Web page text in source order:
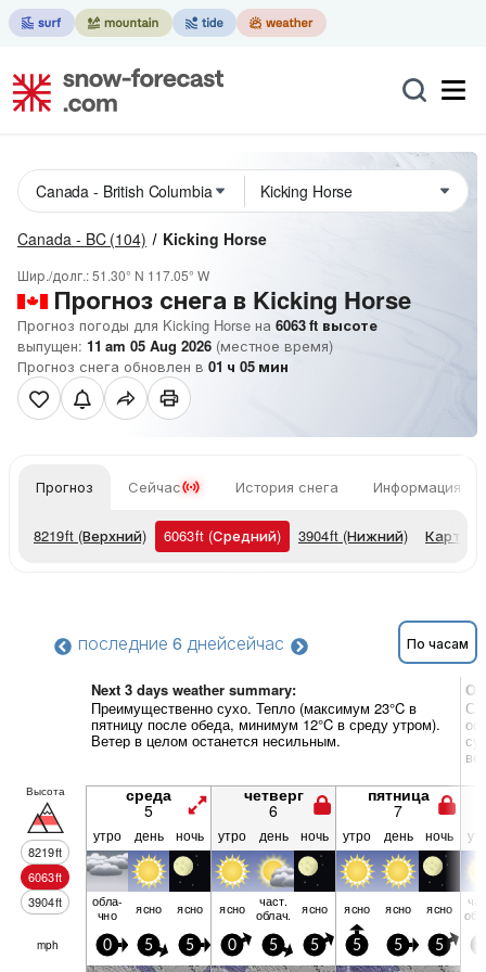
Canada - BC (104) Kicking Horse
Шир./долг.:51.30° N 117.05° W
Прогноз снега в Kicking Horse
Прогноз погоды для Kicking Horse на 6063ft высоте
выпущен: 11 am 05 Aug 2026 (местное время)
Прогноз снега обновлен в 01 ч 05 мин
Прогноз Сейчас История снега Информация о
8219ft (Верхний) 6063ft (Средний) 3904ft (Нижний) Карты
последние 6 днейсейчас По часам
Next 3 days weather summary:
Преимущественно сухо. Тепло (максимум 23°C в
пятницу после обеда, минимум 12°C в среду утром).
Ветер в целом останется несильным.
Высота
8219ft
6063ft
3904ft
среда
5
четверг
6
пятница
7
утро день ночь утро день ночь утро день ночь
обла­
чно ясно ясно ясно част.
облач. ясно ясно ясно ясно
mph 0 5 5 0 5 5 5 5 5